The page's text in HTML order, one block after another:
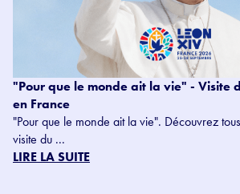
"Pour que le monde ait la vie" - Visite
en France
"Pour que le monde ait la vie". Découvrez
visite du ...
LIRE LA SUITE